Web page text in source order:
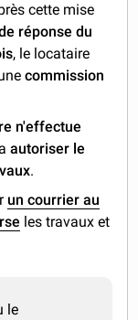
cette mise
réponse du
, le locataire
commission
n'effectue
autoriser le
.
un courrier au
les travaux et
le